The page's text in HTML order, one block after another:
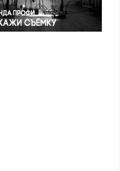
Экономика и бизнес